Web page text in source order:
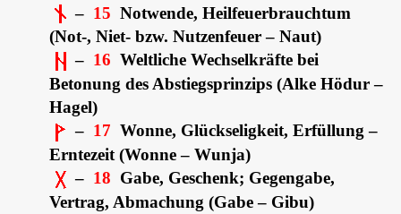
– 15 Notwende, Heilfeuerbrauchtum
(Not-, Niet- bzw. Nutzenfeuer – Naut)
– 16 Weltliche Wechselkräfte bei
Betonung des Abstiegsprinzips (Alke Hödur –
Hagel)
– 17 Wonne, Glückseligkeit, Erfüllung –
Erntezeit (Wonne – Wunja)
– 18 Gabe, Geschenk; Gegengabe,
Vertrag, Abmachung (Gabe – Gibu)